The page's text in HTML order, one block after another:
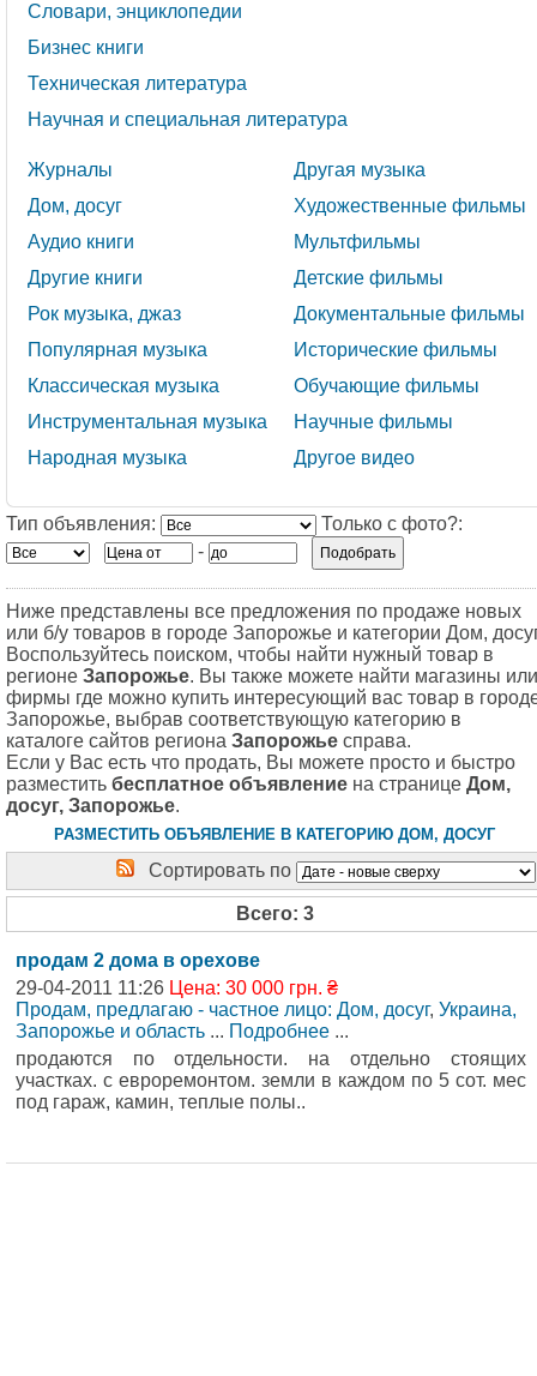
Словари, энциклопедии
Бизнес книги
Техническая литература
Научная и специальная литература
Журналы
Дом, досуг
Аудио книги
Другие книги
Рок музыка, джаз
Популярная музыка
Классическая музыка
Инструментальная музыка
Народная музыка
Другая музыка
Художественные фильмы
Мультфильмы
Детские фильмы
Документальные фильмы
Исторические фильмы
Обучающие фильмы
Научные фильмы
Другое видео
Тип объявления:
Только с фото?:
-
Ниже представлены все предложения по продаже новых
или б/у товаров в городе Запорожье и категории Дом,
Воспользуйтесь поиском, чтобы найти нужный товар в
регионе Запорожье. Вы также можете найти магазины или
фирмы где можно купить интересующий вас товар в
Запорожье, выбрав соответствующую категорию в
каталоге сайтов региона Запорожье справа.
Если у Вас есть что продать, Вы можете просто и быстро
разместить бесплатное объявление на странице Дом,
досуг, Запорожье.
РАЗМЕСТИТЬ ОБЪЯВЛЕНИЕ В КАТЕГОРИЮ ДОМ, ДОСУГ
Сортировать по
Всего: 3
продам 2 дома в орехове
29-04-2011 11:26 Цена: 30 000 грн. ₴
Продам, предлагаю - частное лицо: Дом, досуг, Украина,
Запорожье и область ... Подробнее ...
продаются по отдельности. на отдельно стоящих
участках. с евроремонтом. земли в каждом по 5 сот. мес
под гараж, камин, теплые полы..